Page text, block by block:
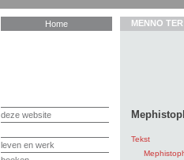
Home
deze website
leven en werk
MENNO
Tekst